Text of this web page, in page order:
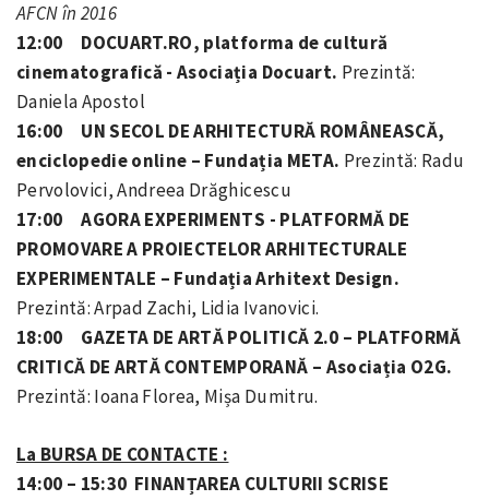
AFCN în 2016
12:00 DOCUART.RO, platforma de cultură
cinematografică - Asociația Docuart. Prezintă:
Daniela Apostol
16:00 UN SECOL DE ARHITECTURĂ ROMÂNEASCĂ,
enciclopedie online – Fundația META. Prezintă: Radu
Pervolovici, Andreea Drăghicescu
17:00 AGORA EXPERIMENTS - PLATFORMĂ DE
PROMOVARE A PROIECTELOR ARHITECTURALE
EXPERIMENTALE – Fundația Arhitext Design.
Prezintă: Arpad Zachi, Lidia Ivanovici.
18:00 GAZETA DE ARTĂ POLITICĂ 2.0 – PLATFORMĂ
CRITICĂ DE ARTĂ CONTEMPORANĂ – Asociația O2G.
Prezintă: Ioana Florea, Mișa Dumitru.
La BURSA DE CONTACTE :
14:00 – 15:30 FINANȚAREA CULTURII SCRISE